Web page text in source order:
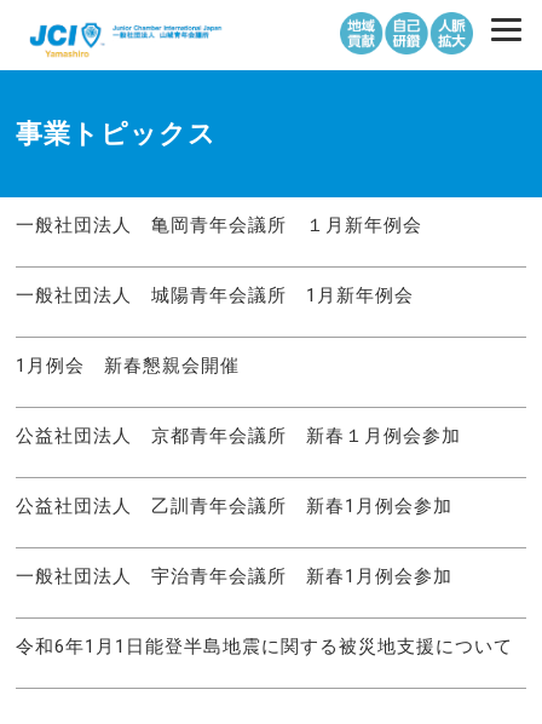
事業トピックス
一般社団法人 亀岡青年会議所 １月新年例会
一般社団法人 城陽青年会議所 1月新年例会
1月例会 新春懇親会開催
公益社団法人 京都青年会議所 新春１月例会参加
公益社団法人 乙訓青年会議所 新春1月例会参加
一般社団法人 宇治青年会議所 新春1月例会参加
令和6年1月1日能登半島地震に関する被災地支援について